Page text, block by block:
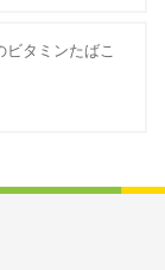
タミンたばこ